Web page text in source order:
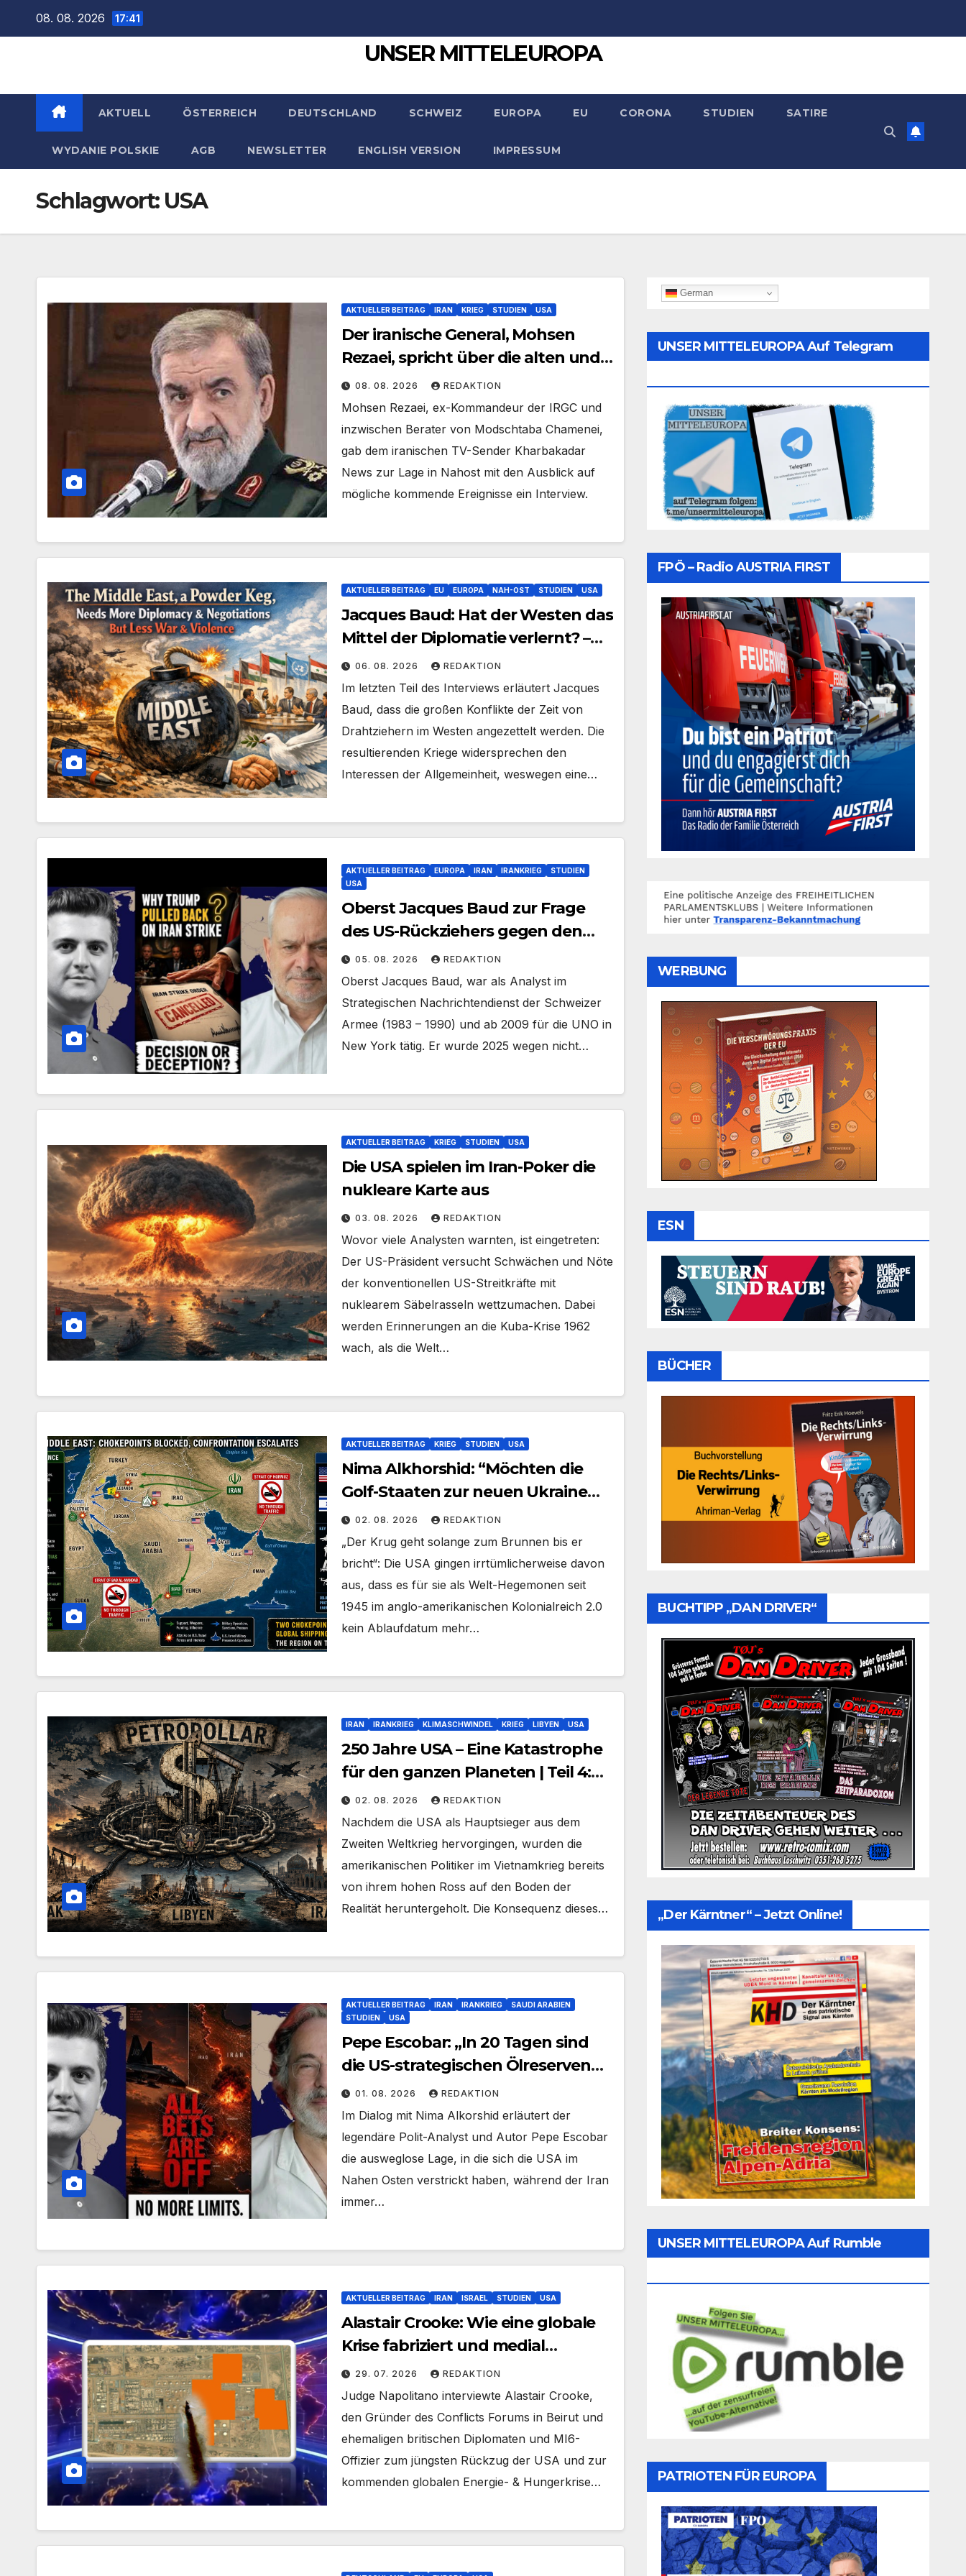
08. 08. 2026 17:41
UNSER MITTELEUROPA
AKTUELL ÖSTERREICH DEUTSCHLAND SCHWEIZ EUROPA EU CORONA STUDIEN SATIRE
WYDANIE POLSKIE AGB NEWSLETTER ENGLISH VERSION IMPRESSUM
Schlagwort: USA
AKTUELLER BEITRAG IRAN KRIEG STUDIEN USA
Der iranische General, Mohsen
Rezaei, spricht über die alten und
neuen Pläne der Angreifer
08. 08. 2026 REDAKTION
Mohsen Rezaei, ex-Kommandeur der IRGC und
inzwischen Berater von Modschtaba Chamenei,
gab dem iranischen TV-Sender Kharbakadar
News zur Lage in Nahost mit den Ausblick auf
mögliche kommende Ereignisse ein Interview.
AKTUELLER BEITRAG EU EUROPA NAH-OST STUDIEN USA
Jacques Baud: Hat der Westen das
Mittel der Diplomatie verlernt? –
Teil 2
06. 08. 2026 REDAKTION
Im letzten Teil des Interviews erläutert Jacques
Baud, dass die großen Konflikte der Zeit von
Drahtziehern im Westen angezettelt werden. Die
resultierenden Kriege widersprechen den
Interessen der Allgemeinheit, weswegen eine…
AKTUELLER BEITRAG EUROPA IRAN IRANKRIEG
STUDIEN
USA
Oberst Jacques Baud zur Frage
des US-Rückziehers gegen den
Iran – Teil 1
05. 08. 2026 REDAKTION
Oberst Jacques Baud, war als Analyst im
Strategischen Nachrichtendienst der Schweizer
Armee (1983 – 1990) und ab 2009 für die UNO in
New York tätig. Er wurde 2025 wegen nicht…
AKTUELLER BEITRAG KRIEG STUDIEN USA
Die USA spielen im Iran-Poker die
nukleare Karte aus
03. 08. 2026 REDAKTION
Wovor viele Analysten warnten, ist eingetreten:
Der US-Präsident versucht Schwächen und Nöte
der konventionellen US-Streitkräfte mit
nuklearem Säbelrasseln wettzumachen. Dabei
werden Erinnerungen an die Kuba-Krise 1962
wach, als die Welt…
AKTUELLER BEITRAG KRIEG STUDIEN USA
Nima Alkhorshid: “Möchten die
Golf-Staaten zur neuen Ukraine
Westasiens werden?” – Teil 2
02. 08. 2026 REDAKTION
„Der Krug geht solange zum Brunnen bis er
bricht“: Die USA gingen irrtümlicherweise davon
aus, dass es für sie als Welt-Hegemonen seit
1945 im anglo-amerikanischen Kolonialreich 2.0
kein Ablaufdatum mehr…
IRAN IRANKRIEG KLIMASCHWINDEL KRIEG LIBYEN USA
250 Jahre USA – Eine Katastrophe
für den ganzen Planeten | Teil 4:
Kriege um den Dollar
02. 08. 2026 REDAKTION
Nachdem die USA als Hauptsieger aus dem
Zweiten Weltkrieg hervorgingen, wurden die
amerikanischen Politiker im Vietnamkrieg bereits
von ihrem hohen Ross auf den Boden der
Realität heruntergeholt. Die Konsequenz dieses…
AKTUELLER BEITRAG IRAN IRANKRIEG
SAUDI ARABIEN
STUDIEN
USA
Pepe Escobar: „In 20 Tagen sind
die US-strategischen Ölreserven
aufgebraucht!“ – Teil 1
01. 08. 2026 REDAKTION
Im Dialog mit Nima Alkorshid erläutert der
legendäre Polit-Analyst und Autor Pepe Escobar
die ausweglose Lage, in die sich die USA im
Nahen Osten verstrickt haben, während der Iran
immer…
AKTUELLER BEITRAG IRAN ISRAEL STUDIEN USA
Alastair Crooke: Wie eine globale
Krise fabriziert und medial
vertuscht wird
29. 07. 2026 REDAKTION
Judge Napolitano interviewte Alastair Crooke,
den Gründer des Conflicts Forums in Beirut und
ehemaligen britischen Diplomaten und MI6-
Offizier zum jüngsten Rückzug der USA und zur
kommenden globalen Energie- & Hungerkrise…
German
UNSER MITTELEUROPA Auf Telegram
FPÖ – Radio AUSTRIA FIRST
WERBUNG
ESN
BÜCHER
BUCHTIPP „DAN DRIVER“
„Der Kärntner“ – Jetzt Online!
UNSER MITTELEUROPA Auf Rumble
PATRIOTEN FÜR EUROPA